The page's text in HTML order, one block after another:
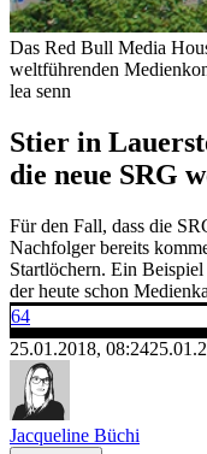
Das Red Bull Media
weltführenden
lea senn
Stier in
die neue SRG
Für den Fall, dass die
Nachfolger bereits
Startlöchern. Ein
der heute schon
64
25.01.2018, 08:24
Jacqueline Büchi